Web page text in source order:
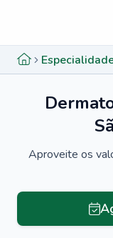
Aproveite os